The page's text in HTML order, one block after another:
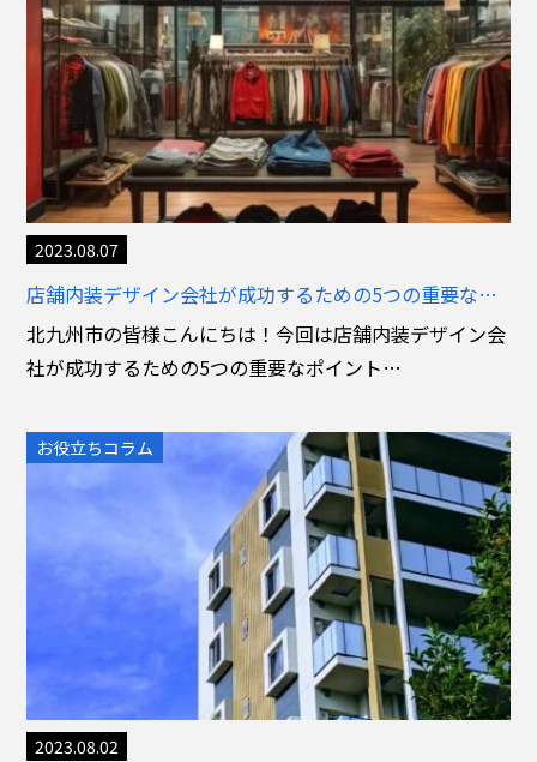
2023.08.07
店舗内装デザイン会社が成功するための5つの重要なポイント
北九州市の皆様こんにちは！今回は店舗内装デザイン会
社が成功するための5つの重要なポイント…
お役立ちコラム
2023.08.02